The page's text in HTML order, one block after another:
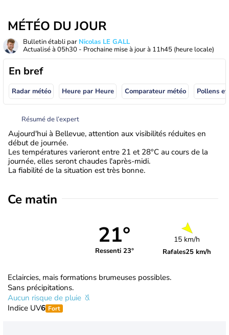
MÉTÉO DU JOUR
Bulletin établi par Nicolas LE GALL
Actualisé à 05h30 - Prochaine mise à jour à 11h45 (heure locale)
En bref
Radar météo Heure par Heure Comparateur météo Pollens
Résumé de l’expert
Aujourd'hui à Bellevue, attention aux visibilités réduites en
début de journée.
Les températures varieront entre 21 et 28°C au cours de la
journée, elles seront chaudes l'après-midi.
La fiabilité de la situation est très bonne.
Ce matin
21°
Ressenti 23°
15 km/h
Rafales25 km/h
Eclaircies, mais formations brumeuses possibles.
Sans précipitations.
Aucun risque de pluie
Indice UV6 Fort